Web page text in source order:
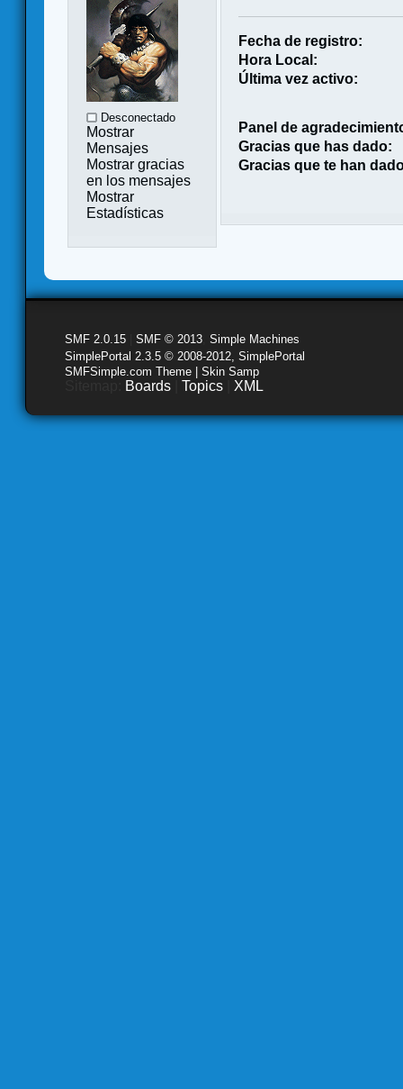
Desconectado
Mostrar
Mensajes
Mostrar gracias
en los mensajes
Mostrar
Estadísticas
Fecha de registro:
Hora Local:
Última vez activo:
Panel de
Gracias que has dado:
Gracias que te han
SMF 2.0.15 SMF © 2013 Simple Machines
SimplePortal 2.3.5 © 2008-2012, SimplePortal
SMFSimple.com Theme | Skin Samp
Boards Topics XML